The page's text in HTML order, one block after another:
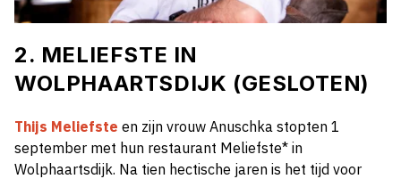
2. MELIEFSTE IN
WOLPHAARTSDIJK (GESLOTEN)
Thijs Meliefste en zijn vrouw Anuschka stopten 1
september met hun restaurant Meliefste* in
Wolphaartsdijk. Na tien hectische jaren is het tijd voor